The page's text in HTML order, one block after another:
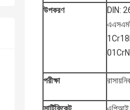
উপকরণ
DIN:
পরীক্ষা